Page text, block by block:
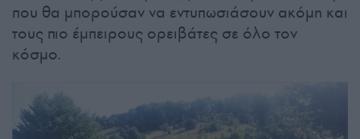
που θα μπορούσαν να εντυπωσιάσουν ακόμη και
τους πιο έμπειρους ορειβάτες σε όλο τον
κόσμο.